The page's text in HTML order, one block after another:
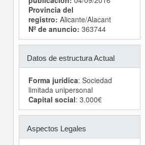
Provincia del
registro: Alicante/Alacant
Nº de anuncio: 363744
Datos de estructura Actual
Forma jurídica: Sociedad
limitada unipersonal
Capital social: 3.000€
Aspectos Legales